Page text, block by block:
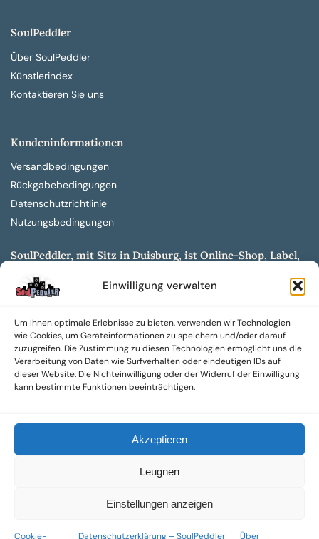
Einwilligung verwalten
Um Ihnen optimale Erlebnisse zu bieten, verwenden wir Technologien
wie Cookies, um Geräteinformationen zu speichern und/oder darauf
zuzugreifen. Die Zustimmung zu diesen Technologien ermöglicht uns die
Verarbeitung von Daten wie Surfverhalten oder eindeutigen IDs auf
dieser Website. Die Nichteinwilligung oder der Widerruf der Einwilligung
kann bestimmte Funktionen beeinträchtigen.
Akzeptieren
Leugnen
Einstellungen anzeigen
Cookie- Datenschutzerklärung – SoulPeddler Über
SoulPeddler
Über SoulPeddler
Künstlerindex
Kontaktieren Sie uns
Kundeninformationen
Versandbedingungen
Rückgabebedingungen
Datenschutzrichtlinie
Nutzungsbedingungen
SoulPeddler, mit Sitz in Duisburg, ist Online-Shop, Label,
entwickelt aus dem SoulPeddler Vinyl-Presswerk und
unserer Online-Gig-Plattform.
Wir bieten eine breite Auswahl an sowohl hochgradig
sammelwürdigen als auch Mainstream-Titeln und -Formaten auf
Vinyl, CD und weiteren Medien.
Sowohl neue als auch gebrauchte, nach Zustand bewertete
Wir setzen uns leidenschaftlich für unabhängige Künstler und
Labels ein und bieten hochwertige, maßgeschneiderte Lösungen
aus über 30 Jahren Erfahrung in der Musikindustrie.
SoulPeddler Mailorder, Records & Vinyl Production – DUBOX –
Nettirock – Nice Guy Records – MOVA Museum of Vinyl Arts